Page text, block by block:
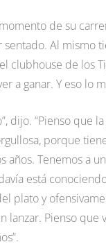
de su
Al mismo
clubhouse de los
a ganar. Y eso lo
dijo. “Pienso que
porque
años. Tenemos a
está
plato y
lanzar. Pienso que